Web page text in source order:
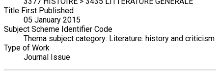
Title First Published
05 January 2015
Subject Scheme Identifier Code
Thema subject category: Literature: history and criticism
Type of Work
Journal Issue